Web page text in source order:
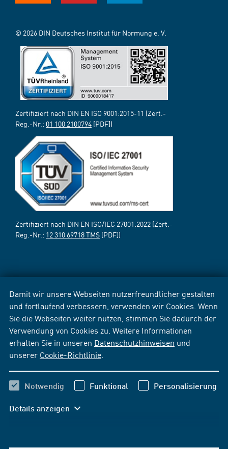
Damit wir unsere Webseiten nutzerfreundlicher gestalten
und fortlaufend verbessern, verwenden wir Cookies. Wenn
Sie die Webseiten weiter nutzen, stimmen Sie dadurch der
Verwendung von Cookies zu. Weitere Informationen
erhalten Sie in unseren Datenschutzhinweisen und
unserer Cookie-Richtlinie
Notwendig Funktional Personalisierung
Details anzeigen
© 2026 DIN Deutsches Institut für Normung e. V.
Zertifiziert nach DIN EN ISO 9001:2015-11 (Zert.-
Reg.-Nr.: 01 100 2100794 [PDF])
Zertifiziert nach DIN EN ISO/IEC 27001:2022 (Zert.-
Reg.-Nr.: 12 310 69718 TMS [PDF])